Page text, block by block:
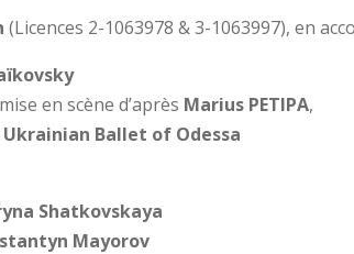
(Licences 2-1063978 & 3-1063997), en
en scène d’après Marius PETIPA,
Ukrainian Ballet of Odessa
Shatkovskaya
Mayorov